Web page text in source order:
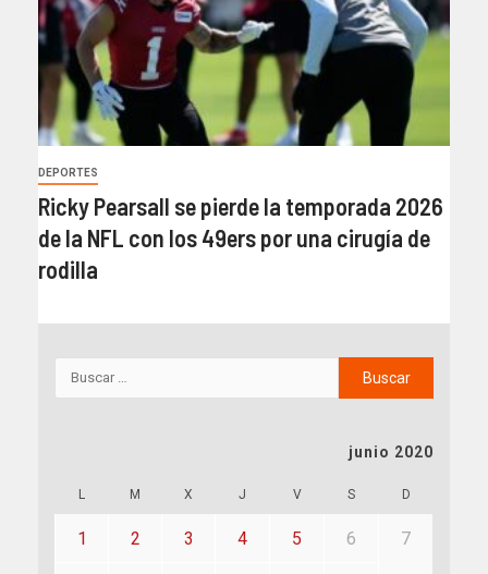
DEPORTES
Ricky Pearsall se pierde la temporada 2026
de la NFL con los 49ers por una cirugía de
rodilla
junio 2020
L M X J V S D
1 2 3 4 5 6 7